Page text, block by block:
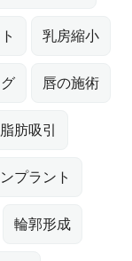
乳房縮小
唇の施術
脂肪吸引
プラント
輪郭形成